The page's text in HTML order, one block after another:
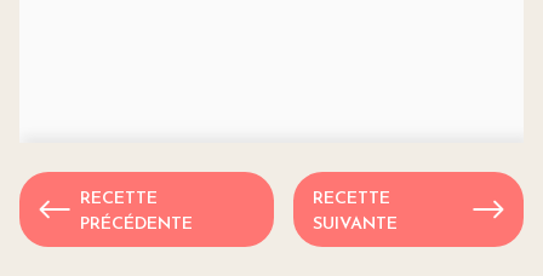
RECETTE
PRÉCÉDENTE
RECETTE
SUIVANTE